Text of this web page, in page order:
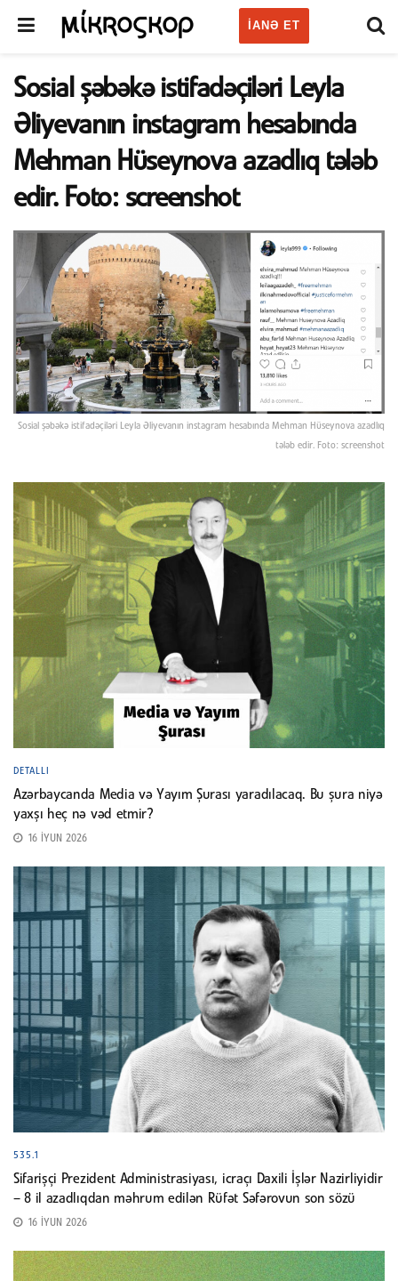
IANƏ ET
Sosial şəbəkə istifadəçiləri Leyla
Əliyevanın instagram hesabında
Mehman Hüseynova azadlıq tələb
edir. Foto: screenshot
Sosial şəbəkə istifadəçiləri Leyla Əliyevanın instagram hesabında Mehman Hüseynova azadlıq
tələb edir. Foto: screenshot
DETALLI
Azərbaycanda Media və Yayım Şurası yaradılacaq. Bu şura niyə
yaxşı heç nə vəd etmir?
16 İYUN 2026
535.1
Sifarişçi Prezident Administrasiyası, icraçı Daxili İşlər Nazirliyidir
– 8 il azadlıqdan məhrum edilən Rüfət Səfərovun son sözü
16 İYUN 2026